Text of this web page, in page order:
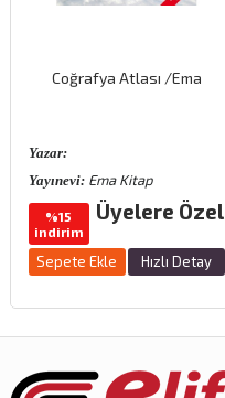
Coğrafya Atlası /Ema
Yazar:
Yayınevi:Ema Kitap
%15
indirim
Üyelere Özel
Sepete Ekle Hızlı Detay